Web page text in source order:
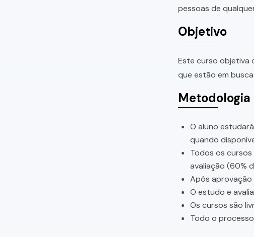
pessoas de
Objetivo
Este curso objetiva
que estão em
Metodologia
O aluno
quando
Todos os
avaliação (60%
Após aprovação
O estudo e
Os cursos são
Todo o